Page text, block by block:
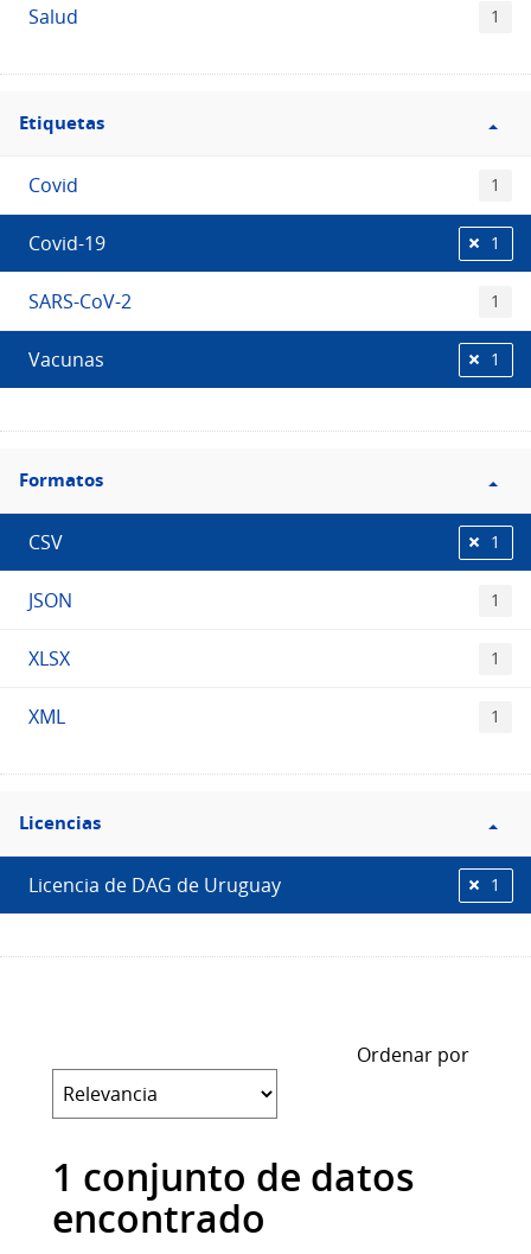
Salud 1
Filtro
Etiquetas
Etiquetas
Covid 1
Covid-19 1
SARS-CoV-2 1
Vacunas 1
Filtro
Formatos
Formatos
CSV 1
JSON 1
XLSX 1
XML 1
Filtro
Licencias
Licencias
Licencia de DAG de Uruguay 1
Ordenar por
1 conjunto de datos
encontrado